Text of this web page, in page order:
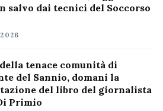
salvo dai tecnici del Soccorso
tenace comunità di
del Sannio, domani la
del libro del giornalista
Primio